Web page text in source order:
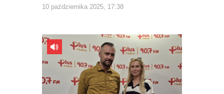
10 października 2025, 17:38